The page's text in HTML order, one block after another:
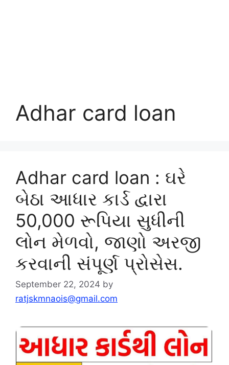
Adhar card loan
Adhar card loan : ઘરે
બેઠા આધાર કાર્ડ દ્વારા
50,000 રૂપિયા સુધીની
લોન મેળવો, જાણો અરજી
કરવાની સંપૂર્ણ પ્રોસેસ.
September 22, 2024 by
ratjskmnaois@gmail.com